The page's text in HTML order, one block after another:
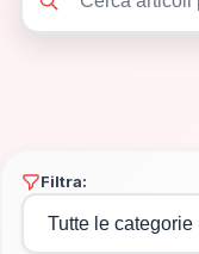
Filtra: